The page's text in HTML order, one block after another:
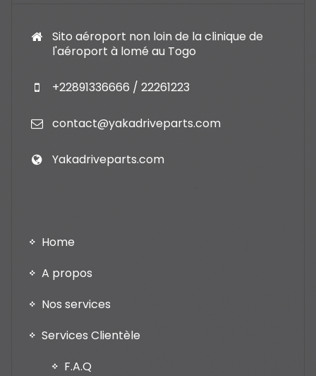
Sito aéroport non loin de la clinique de
l'aéroport à lomé au Togo
+22891336666 / 22261223
contact@yakadriveparts.com
Yakadriveparts.com
Home
A propos
Nos services
Services Clientèle
F.A.Q